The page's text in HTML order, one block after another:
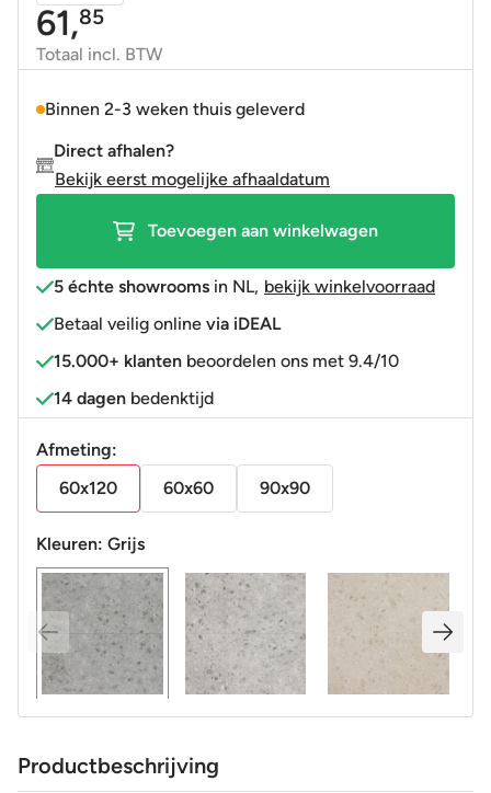
Wandtegel
G-
Stone
terrazzo
60x120
R10
gerectificeerd
body
61,85
Totaal incl. BTW
Binnen 2-3 weken thuis geleverd
Direct afhalen?
Bekijk eerst mogelijke afhaaldatum
Toevoegen aan winkelwagen
5 échte showrooms in NL, bekijk winkelvoorraad
Betaal veilig online via iDEAL
15.000+ klanten beoordelen ons met 9.4/10
14 dagen bedenktijd
Afmeting:
60x120
60x60 90x90
Kleuren: Grijs
Productbeschrijving